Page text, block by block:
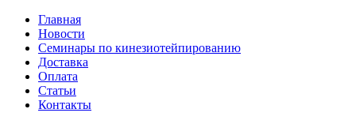
Главная
Новости
Семинары по кинезиотейпированию
Доставка
Оплата
Статьи
Контакты